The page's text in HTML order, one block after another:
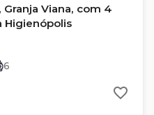
Granja Viana, com 4
Higienópolis
6